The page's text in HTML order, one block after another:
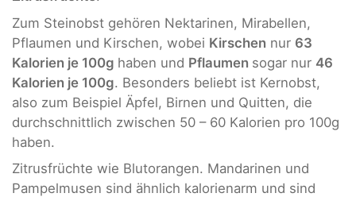
Zum Steinobst gehören Nektarinen, Mirabellen,
Pflaumen und Kirschen, wobei Kirschen nur 63
Kalorien je 100g haben und Pflaumen sogar nur 46
Kalorien je 100g. Besonders beliebt ist Kernobst,
also zum Beispiel Äpfel, Birnen und Quitten, die
durchschnittlich zwischen 50 – 60 Kalorien pro 100g
haben.
Zitrusfrüchte wie Blutorangen. Mandarinen und
Pampelmusen sind ähnlich kalorienarm und sind